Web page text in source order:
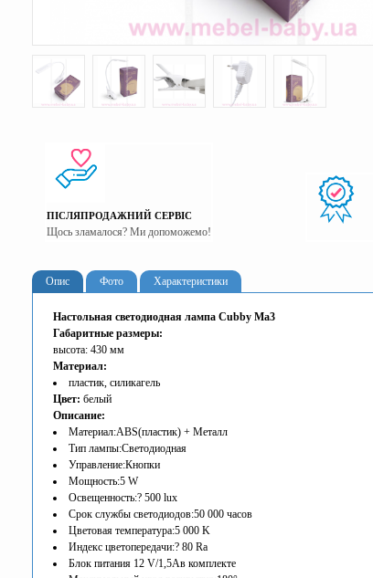
ПІСЛЯПРОДАЖНИЙ СЕРВІС
Щось зламалося? Ми допоможемо!
Опис Фото Характеристики
Настольная светодиодная лампа Cubby Ma3
Габаритные размеры:
высота: 430 мм
Материал:
пластик, силикагель
Цвет: белый
Описание:
Материал:ABS(пластик) + Металл
Тип лампы:Светодиодная
Управление:Кнопки
Мощность:5 W
Освещенность:? 500 lux
Срок службы светодиодов:50 000 часов
Цветовая температура:5 000 K
Индекс цветопередачи:? 80 Ra
Блок питания 12 V/1,5Aв комплекте